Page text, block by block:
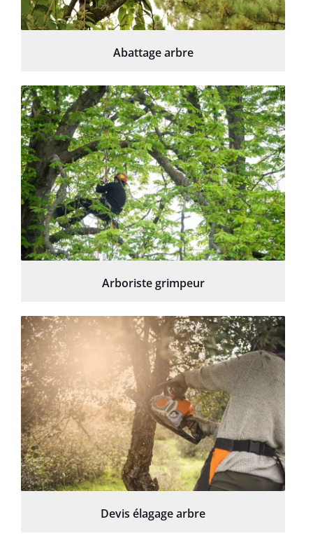
Abattage arbre
Arboriste grimpeur
Devis élagage arbre